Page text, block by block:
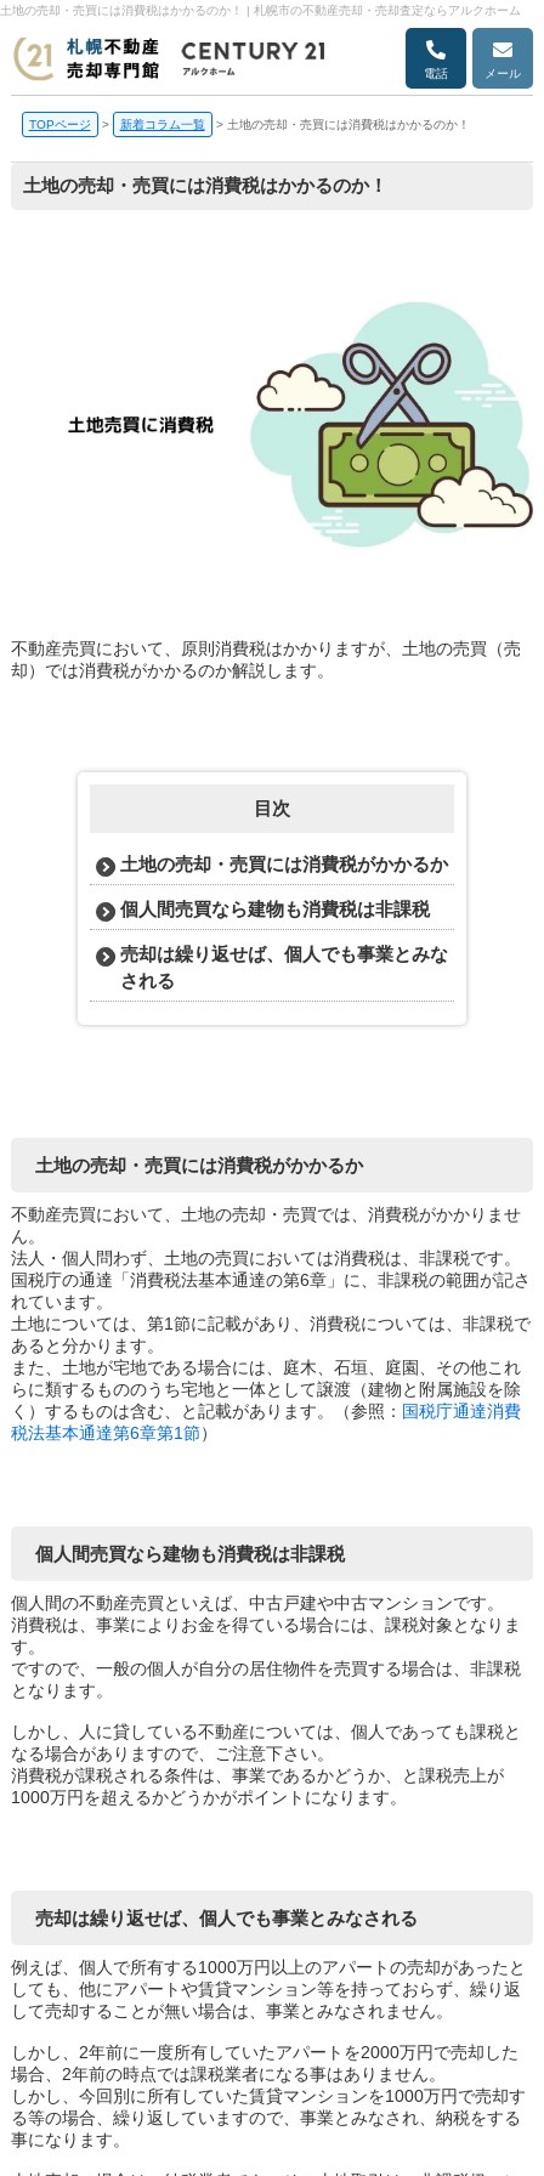
土地の売却・売買には消費税はかかるのか！ | 札幌市の不動産売却・売却査定ならアルクホーム
電話 メール
TOPページ > 新着コラム一覧 > 土地の売却・売買には消費税はかかるのか！
土地の売却・売買には消費税はかかるのか！
不動産売買において、原則消費税はかかりますが、土地の売買（売
却）では消費税がかかるのか解説します。
目次
土地の売却・売買には消費税がかかるか
個人間売買なら建物も消費税は非課税
売却は繰り返せば、個人でも事業とみな
される
土地の売却・売買には消費税がかかるか
不動産売買において、土地の売却・売買では、消費税がかかりませ
ん。
法人・個人問わず、土地の売買においては消費税は、非課税です。
国税庁の通達「消費税法基本通達の第6章」に、非課税の範囲が記さ
れています。
土地については、第1節に記載があり、消費税については、非課税で
あると分かります。
また、土地が宅地である場合には、庭木、石垣、庭園、その他これ
らに類するもののうち宅地と一体として譲渡（建物と附属施設を除
く）するものは含む、と記載があります。（参照： 国税庁通達消費
税法基本通達第6章第1節）
個人間売買なら建物も消費税は非課税
個人間の不動産売買といえば、中古戸建や中古マンションです。
消費税は、事業によりお金を得ている場合には、課税対象となりま
す。
ですので、一般の個人が自分の居住物件を売買する場合は、非課税
となります。
しかし、人に貸している不動産については、個人であっても課税と
なる場合がありますので、ご注意下さい。
消費税が課税される条件は、事業であるかどうか、と課税売上が
1000万円を超えるかどうかがポイントになります。
売却は繰り返せば、個人でも事業とみなされる
例えば、個人で所有する1000万円以上のアパートの売却があったと
しても、他にアパートや賃貸マンション等を持っておらず、繰り返
して売却することが無い場合は、事業とみなされません。
しかし、2年前に一度所有していたアパートを2000万円で売却した
場合、2年前の時点では課税業者になる事はありません。
しかし、今回別に所有していた賃貸マンションを1000万円で売却す
る等の場合、繰り返していますので、事業とみなされ、納税をする
事になります。